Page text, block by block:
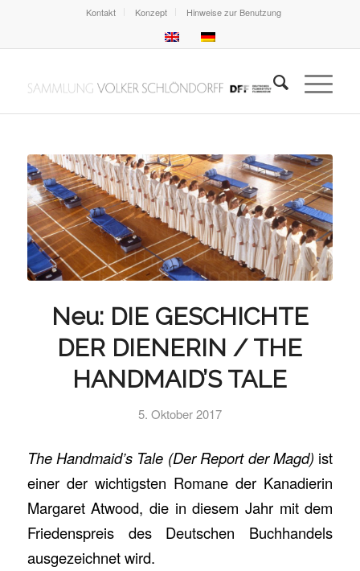
Kontakt Konzept Hinweise zur Benutzung
Neu: DIE GESCHICHTE
DER DIENERIN / THE
HANDMAID’S TALE
5. Oktober 2017
The Handmaid’s Tale (Der Report der Magd) ist
einer der wichtigsten Romane der Kanadierin
Margaret Atwood, die in diesem Jahr mit dem
Friedenspreis des Deutschen Buchhandels
ausgezeichnet wird.